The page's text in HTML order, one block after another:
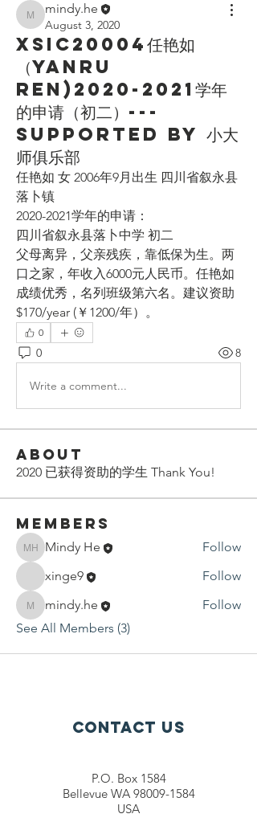
mindy.he
mindy.he
August 3, 2020
XSIC20004任艳如
（Yanru
Ren)2020-2021学年
的申请（初二）---
Supported by 小大
师俱乐部
任艳如 女 2006年9月出生 四川省叙永县
落卜镇
2020-2021学年的申请：
四川省叙永县落卜中学 初二
父母离异，父亲残疾，靠低保为生。两
口之家，年收入6000元人民币。任艳如
成绩优秀，名列班级第六名。建议资助
$170/year (￥1200/年）。
0
0 8
Write a comment...
About
2020 已获得资助的学生 Thank You!
Members
Mindy He
Mindy He
Follow
xinge9
Follow
mindy.he
mindy.he
Follow
See All Members (3)
Contact Us
P.O. Box 1584
Bellevue WA 98009-1584
USA